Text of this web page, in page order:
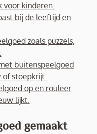
voor kinderen.
bij de leeftijd en
zoals puzzels,
buitenspeelgoed
of stoepkrijt.
op en rouleer
lijkt.
gemaakt